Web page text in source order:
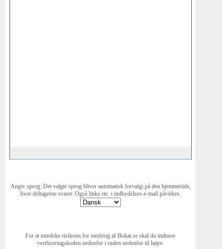
Angiv sprog: Det valgte sprog bliver automatisk forvalgt på den hjemmeside,
hvor deltagerne svarer. Også links etc. i indbydelses-e-mail påvirkes.
For at mindske risikoen for misbrug af Bokat.se skal du indtaste
verificeringskoden nedenfor i ruden nedenfor til højre.